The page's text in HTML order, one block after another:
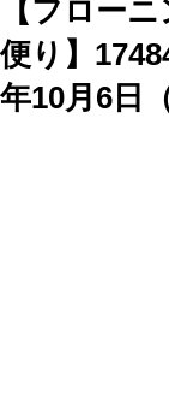
【フロー
便り】
年10月6日